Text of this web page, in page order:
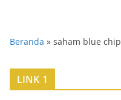
Beranda » saham blue chip
LINK 1